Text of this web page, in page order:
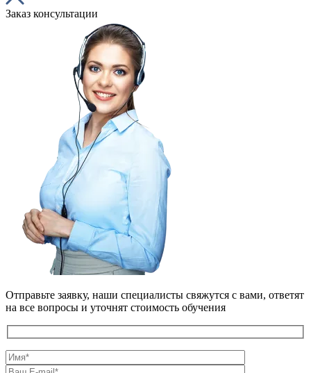
Заказ консультации
Отправьте заявку, наши специалисты свяжутся с вами, ответят
на все вопросы и уточнят стоимость обучения